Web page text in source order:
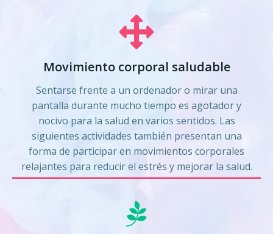
Movimiento corporal saludable
Sentarse frente a un ordenador o mirar una
pantalla durante mucho tiempo es agotador y
nocivo para la salud en varios sentidos. Las
siguientes actividades también presentan una
forma de participar en movimientos corporales
relajantes para reducir el estrés y mejorar la salud.